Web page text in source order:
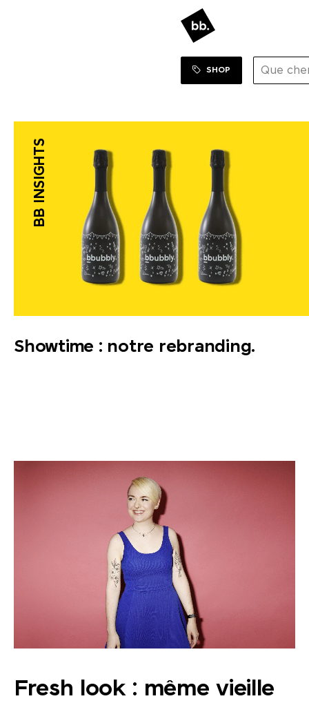
SHOP
BB INSIGHTS
Showtime : notre rebranding.
Fresh look : même vieille